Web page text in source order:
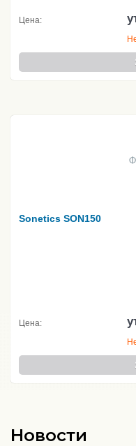
Цена:
Sonetics SON150
Цена:
Новости